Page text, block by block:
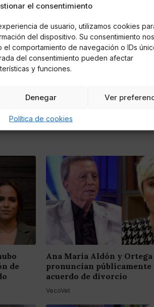
el consentimiento
de usuario, utilizamos cookies
del dispositivo. Su consentimiento nos
comportamiento de navegación o IDs
del consentimiento pueden afectar
y funciones.
Denegar Ver
Política de cookies
de
Ana María Aldón y Ortega
pronuncian públicamente
acuerdo de divorcio
VecoVet